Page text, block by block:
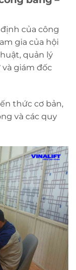
của công
gia của hội
quản lý
giám đốc
thức cơ bản,
và các quy